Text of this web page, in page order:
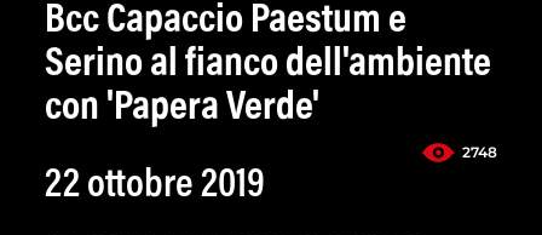
Bcc Capaccio Paestum e
Serino al fianco dell'ambiente
con 'Papera Verde'
2748
22 ottobre 2019